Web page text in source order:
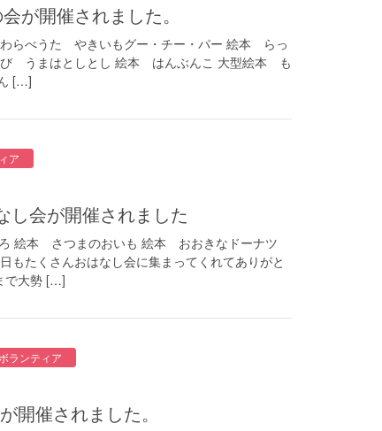
が開催されました。
らべうた やきいもグー・チー・パー 絵本 らっ
うまはとしとし 絵本 はんぶんこ 大型絵本 も
[…]
ア
なし会が開催されました
絵本 さつまのおいも 絵本 おおきなドーナツ
くさんおはなし会に集まってくれてありがと
で大勢 […]
ランティア
開催されました。